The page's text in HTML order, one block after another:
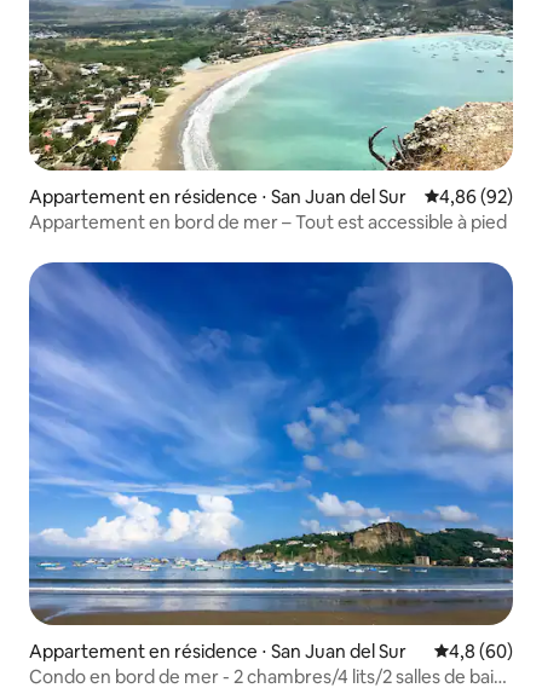
Appartement en résidence ⋅ San Juan del Sur Évaluation
4,86 (92)
Appartement en bord de mer – Tout est accessible à pied
Appartement en résidence ⋅ San Juan del Sur Évaluation
4,8 (60)
Condo en bord de mer - 2 chambres/4 lits/2 salles de bain